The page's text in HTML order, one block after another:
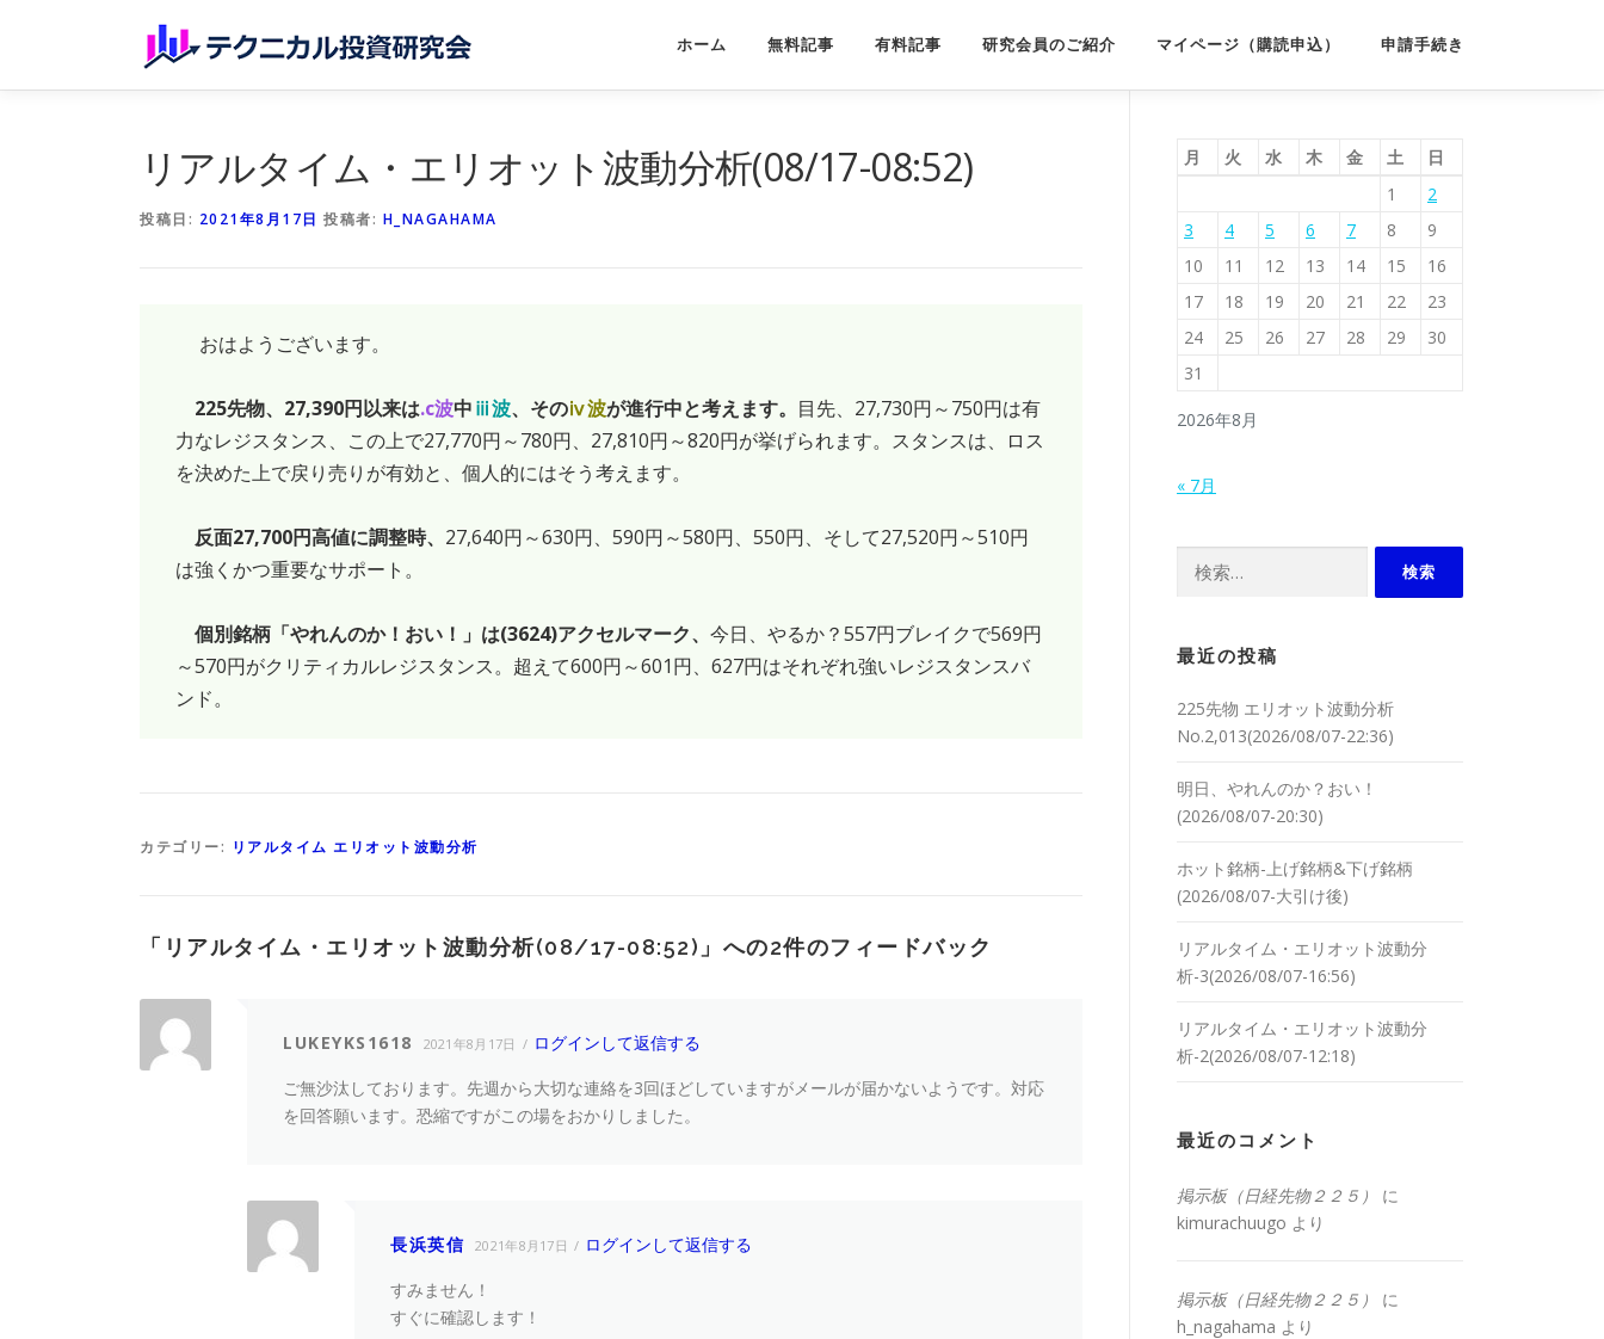
ホーム 無料記事 有料記事 研究会員のご紹介 マイページ（購読申込） 申請手続き
リアルタイム・エリオット波動分析(08/17-08:52)
投稿日: 2021年8月17日 投稿者: H_NAGAHAMA
おはようございます。
225先物、27,390円以来は.c波中ⅲ波、そのⅳ波が進行中と考えます。 目先、27,730円～750円は有
力なレジスタンス、この上で27,770円～780円、27,810円～820円が挙げられます。スタンスは、ロス
を決めた上で戻り売りが有効と、個人的にはそう考えます。
反面27,700円高値に調整時、 27,640円～630円、590円～580円、550円、そして27,520円～510円
は強くかつ重要なサポート。
個別銘柄「やれんのか！おい！」は(3624)アクセルマーク、 今日、やるか？557円ブレイクで569円
～570円がクリティカルレジスタンス。超えて600円～601円、627円はそれぞれ強いレジスタンスバ
ンド。
カテゴリー: リアルタイム エリオット波動分析
「 リアルタイム・エリオット波動分析(08/17-08:52) 」への2件のフィードバック
LUKEYKS1618 2021年8月17日
ログインして返信する
ご無沙汰しております。先週から大切な連絡を3回ほどしていますがメールが届かないようです。対応
を回答願います。恐縮ですがこの場をおかりしました。
長浜英信 2021年8月17日
ログインして返信する
すみません！
すぐに確認します！
2026年8月
月 火 水 木 金 土
日
1
2
3
4 5 6 7 8
9
10
11 12 13 14 15
16
17
18 19 20 21 22
23
24
25 26 27 28 29
30
31
« 7月
検索:
最近の投稿
225先物 エリオット波動分析
No.2,013(2026/08/07-22:36)
明日、やれんのか？おい！
(2026/08/07-20:30)
ホット銘柄-上げ銘柄&下げ銘柄
(2026/08/07-大引け後)
リアルタイム・エリオット波動分
析-3(2026/08/07-16:56)
リアルタイム・エリオット波動分
析-2(2026/08/07-12:18)
最近のコメント
掲示板（日経先物２２５）
に
kimurachuugo より
掲示板（日経先物２２５）
に
h_nagahama より